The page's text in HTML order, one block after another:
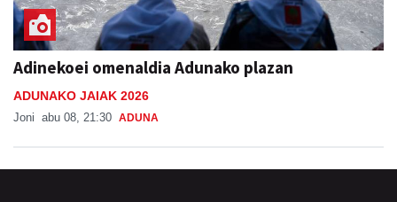
Adinekoei omenaldia Adunako plazan
ADUNAKO JAIAK 2026
Joni abu 08, 21:30 ADUNA